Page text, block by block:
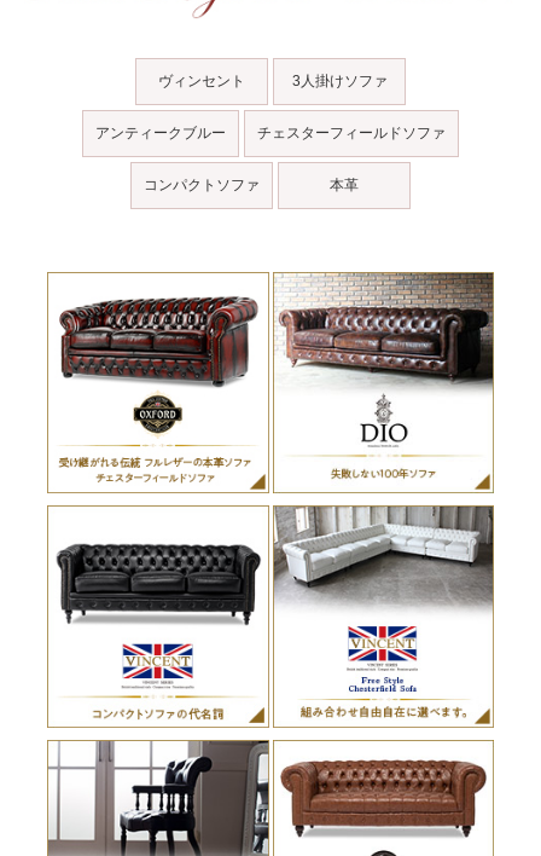
ヴィンセント 3人掛けソファ
アンティークブルー チェスターフィールドソファ
コンパクトソファ 本革